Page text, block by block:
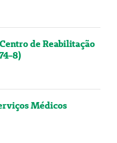
de Reabilitação
8)
Médicos